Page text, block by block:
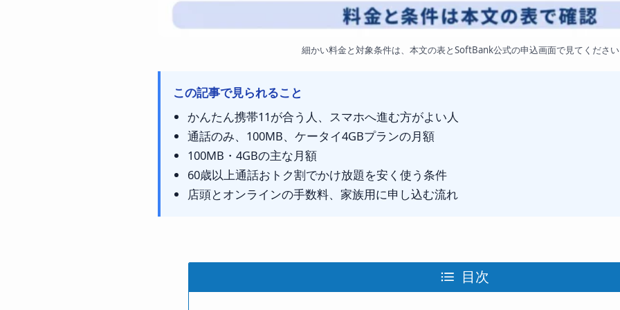
細かい料金と対象条件は、本文の表とSoftBank公式の申込画面で見てくださ
この記事で見られること
かんたん携帯11が合う人、スマホへ進む方がよい人
通話のみ、100MB、ケータイ4GBプランの月額
100MB・4GBの主な月額
60歳以上通話おトク割でかけ放題を安く使う条件
店頭とオンラインの手数料、家族用に申し込む流れ
目次